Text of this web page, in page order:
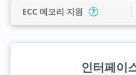
ECC 메모리 지원 ?
인터페이